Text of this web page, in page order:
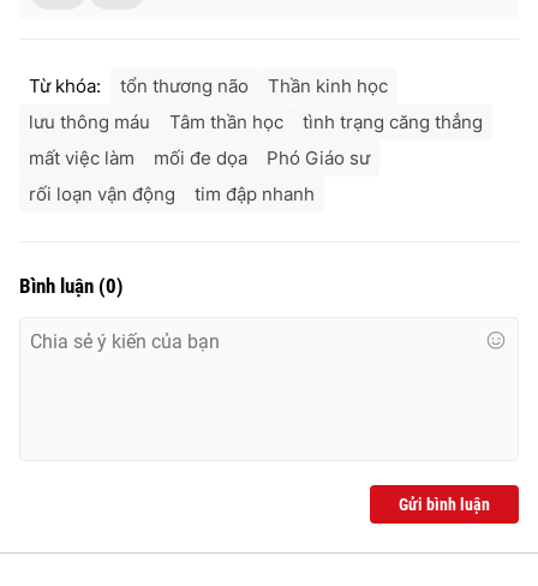
Từ khóa: tổn thương não
Thần kinh học
lưu thông máu
Tâm thần học
tình trạng căng thẳng
mất việc làm
mối đe dọa
Phó Giáo sư
rối loạn vận động
tim đập nhanh
Bình luận (0)
Gửi bình luận